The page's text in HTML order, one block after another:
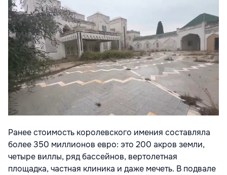
Ранее стоимость королевского имения составляла
более 350 миллионов евро: это 200 акров земли,
четыре виллы, ряд бассейнов, вертолетная
площадка, частная клиника и даже мечеть. В подвале